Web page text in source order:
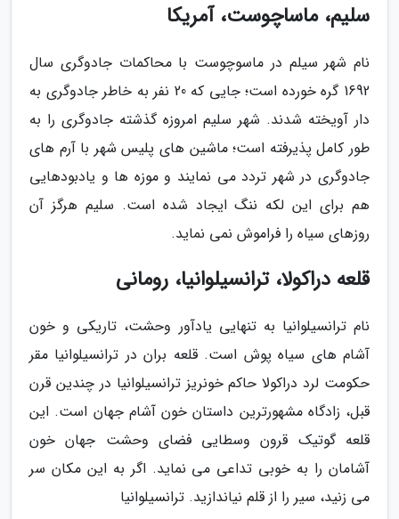
سلیم، ماساچوست، آمریکا
نام شهر سیلم در ماسوچوست با محاکمات جادوگری سال
1692 گره خورده است؛ جایی که 20 نفر به خاطر جادوگری به
دار آویخته شدند. شهر سلیم امروزه گذشته جادوگری را به
طور کامل پذیرفته است؛ ماشین های پلیس شهر با آرم های
جادوگری در شهر تردد می نمایند و موزه ها و یادبودهایی
هم برای این لکه ننگ ایجاد شده است. سلیم هرگز آن
روزهای سیاه را فراموش نمی نماید.
قلعه دراکولا، ترانسیلوانیا، رومانی
نام ترانسیلوانیا به تنهایی یادآور وحشت، تاریکی و خون
آشام های سیاه پوش است. قلعه بران در ترانسیلوانیا مقر
حکومت لرد دراکولا حاکم خونریز ترانسیلوانیا در چندین قرن
قبل، زادگاه مشهورترین داستان خون آشام جهان است. این
قلعه گوتیک قرون وسطایی فضای وحشت جهان خون
آشامان را به خوبی تداعی می نماید. اگر به این مکان سر
می زنید، سیر را از قلم نیاندازید. ترانسیلوانیا